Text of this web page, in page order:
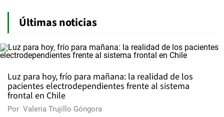
Últimas noticias
Luz para hoy, frío para mañana: la realidad de los
pacientes electrodependientes frente al sistema
frontal en Chile
Por Valeria Trujillo Góngora